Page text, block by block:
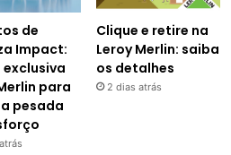
de
Impact:
para
pesada
Clique e retire na
Leroy Merlin: saiba
os detalhes
2 dias atrás